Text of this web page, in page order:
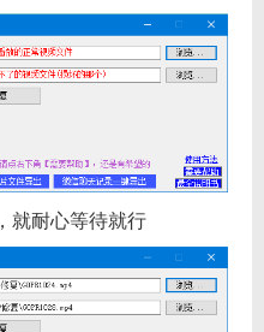
，就耐心等待就行